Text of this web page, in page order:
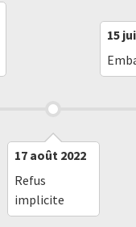
17 août 2022
Refus
implicite
15